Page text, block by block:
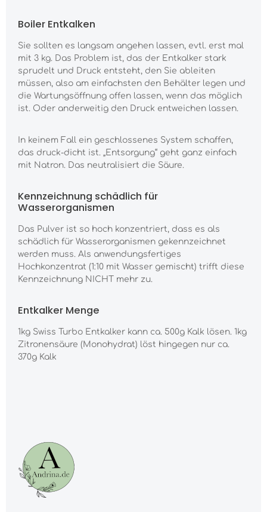
Boiler Entkalken
Sie sollten es langsam angehen lassen, evtl. erst mal
mit 3 kg. Das Problem ist, das der Entkalker stark
sprudelt und Druck entsteht, den Sie ableiten
müssen, also am einfachsten den Behälter legen und
die Wartungsöffnung offen lassen, wenn das möglich
ist. Oder anderweitig den Druck entweichen lassen.
In keinem Fall ein geschlossenes System schaffen,
das druck-dicht ist. „Entsorgung“ geht ganz einfach
mit Natron. Das neutralisiert die Säure.
Kennzeichnung schädlich für
Wasserorganismen
Das Pulver ist so hoch konzentriert, dass es als
schädlich für Wasserorganismen gekennzeichnet
werden muss. Als anwendungsfertiges
Hochkonzentrat (1:10 mit Wasser gemischt) trifft diese
Kennzeichnung NICHT mehr zu.
Entkalker Menge
1kg Swiss Turbo Entkalker kann ca. 500g Kalk lösen. 1kg
Zitronensäure (Monohydrat) löst hingegen nur ca.
370g Kalk